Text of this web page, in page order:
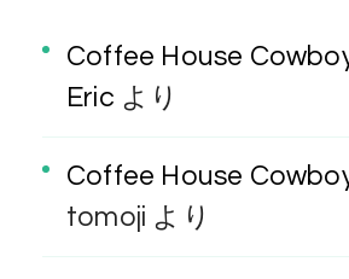
Coffee House
Eric より
Coffee House
tomoji より